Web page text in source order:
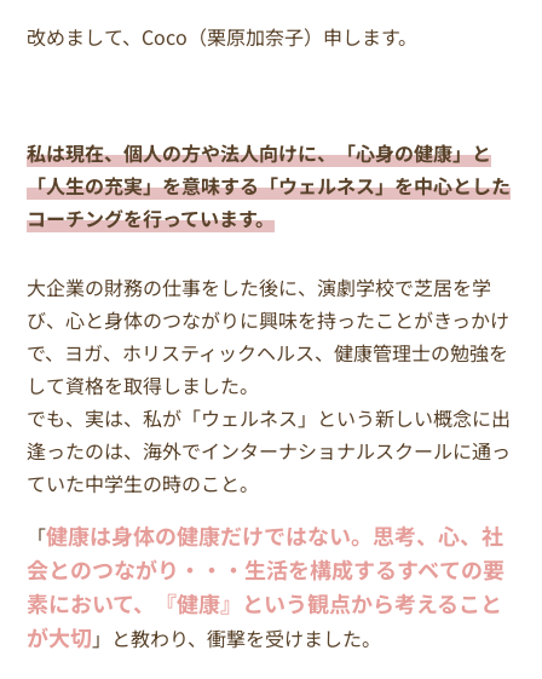
改めまして、Coco（栗原加奈子）申します。
私は現在、個人の方や法人向けに、「心身の健康」と
「人生の充実」を意味する「ウェルネス」を中心とした
コーチングを行っています。
大企業の財務の仕事をした後に、演劇学校で芝居を学
び、心と身体のつながりに興味を持ったことがきっかけ
で、ヨガ、ホリスティックヘルス、健康管理士の勉強を
して資格を取得しました。
でも、実は、私が「ウェルネス」という新しい概念に出
逢ったのは、海外でインターナショナルスクールに通っ
ていた中学生の時のこと。
「健康は身体の健康だけではない。思考、心、社
会とのつながり・・・生活を構成するすベての要
素において、『健康』という観点から考えること
が大切 」と教わり、衝撃を受けました。